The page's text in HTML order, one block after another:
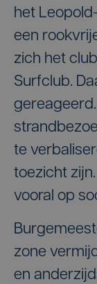
het
een
zich het
Surfclub.
te
toezicht
vooral op
zone
en